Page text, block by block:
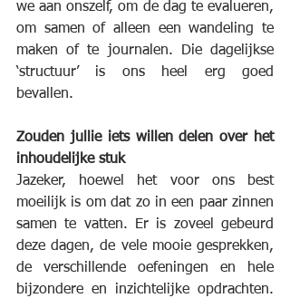
we aan onszelf, om de dag te evalueren,
om samen of alleen een wandeling te
maken of te journalen. Die dagelijkse
‘structuur’ is ons heel erg goed
bevallen.
Zouden jullie iets willen delen over het
inhoudelijke stuk
Jazeker, hoewel het voor ons best
moeilijk is om dat zo in een paar zinnen
samen te vatten. Er is zoveel gebeurd
deze dagen, de vele mooie gesprekken,
de verschillende oefeningen en hele
bijzondere en inzichtelijke opdrachten.